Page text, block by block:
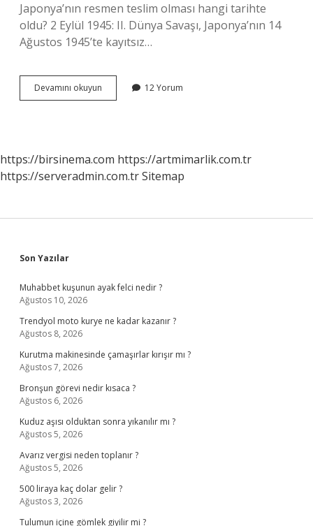
Japonya’nın resmen teslim olması hangi tarihte
oldu? 2 Eylül 1945: II. Dünya Savaşı, Japonya’nın 14
Ağustos 1945’te kayıtsız…
Devamını okuyun
Dünya
Oldu
12 Yorum
https://birsinema.com https://artmimarlik.com.tr
https://serveradmin.com.trSitemap
Sidebar
Son Yazılar
Muhabbet kuşunun ayak felci nedir ?
Ağustos 10, 2026
Trendyol moto kurye ne kadar kazanır ?
Ağustos 8, 2026
Kurutma makinesinde çamaşırlar kırışır mı ?
Ağustos 7, 2026
Bronşun görevi nedir kısaca ?
Ağustos 6, 2026
Kuduz aşısı olduktan sonra yıkanılır mı ?
Ağustos 5, 2026
Avarız vergisi neden toplanır ?
Ağustos 5, 2026
500 liraya kaç dolar gelir ?
Ağustos 3, 2026
Tulumun içine gömlek giyilir mi ?